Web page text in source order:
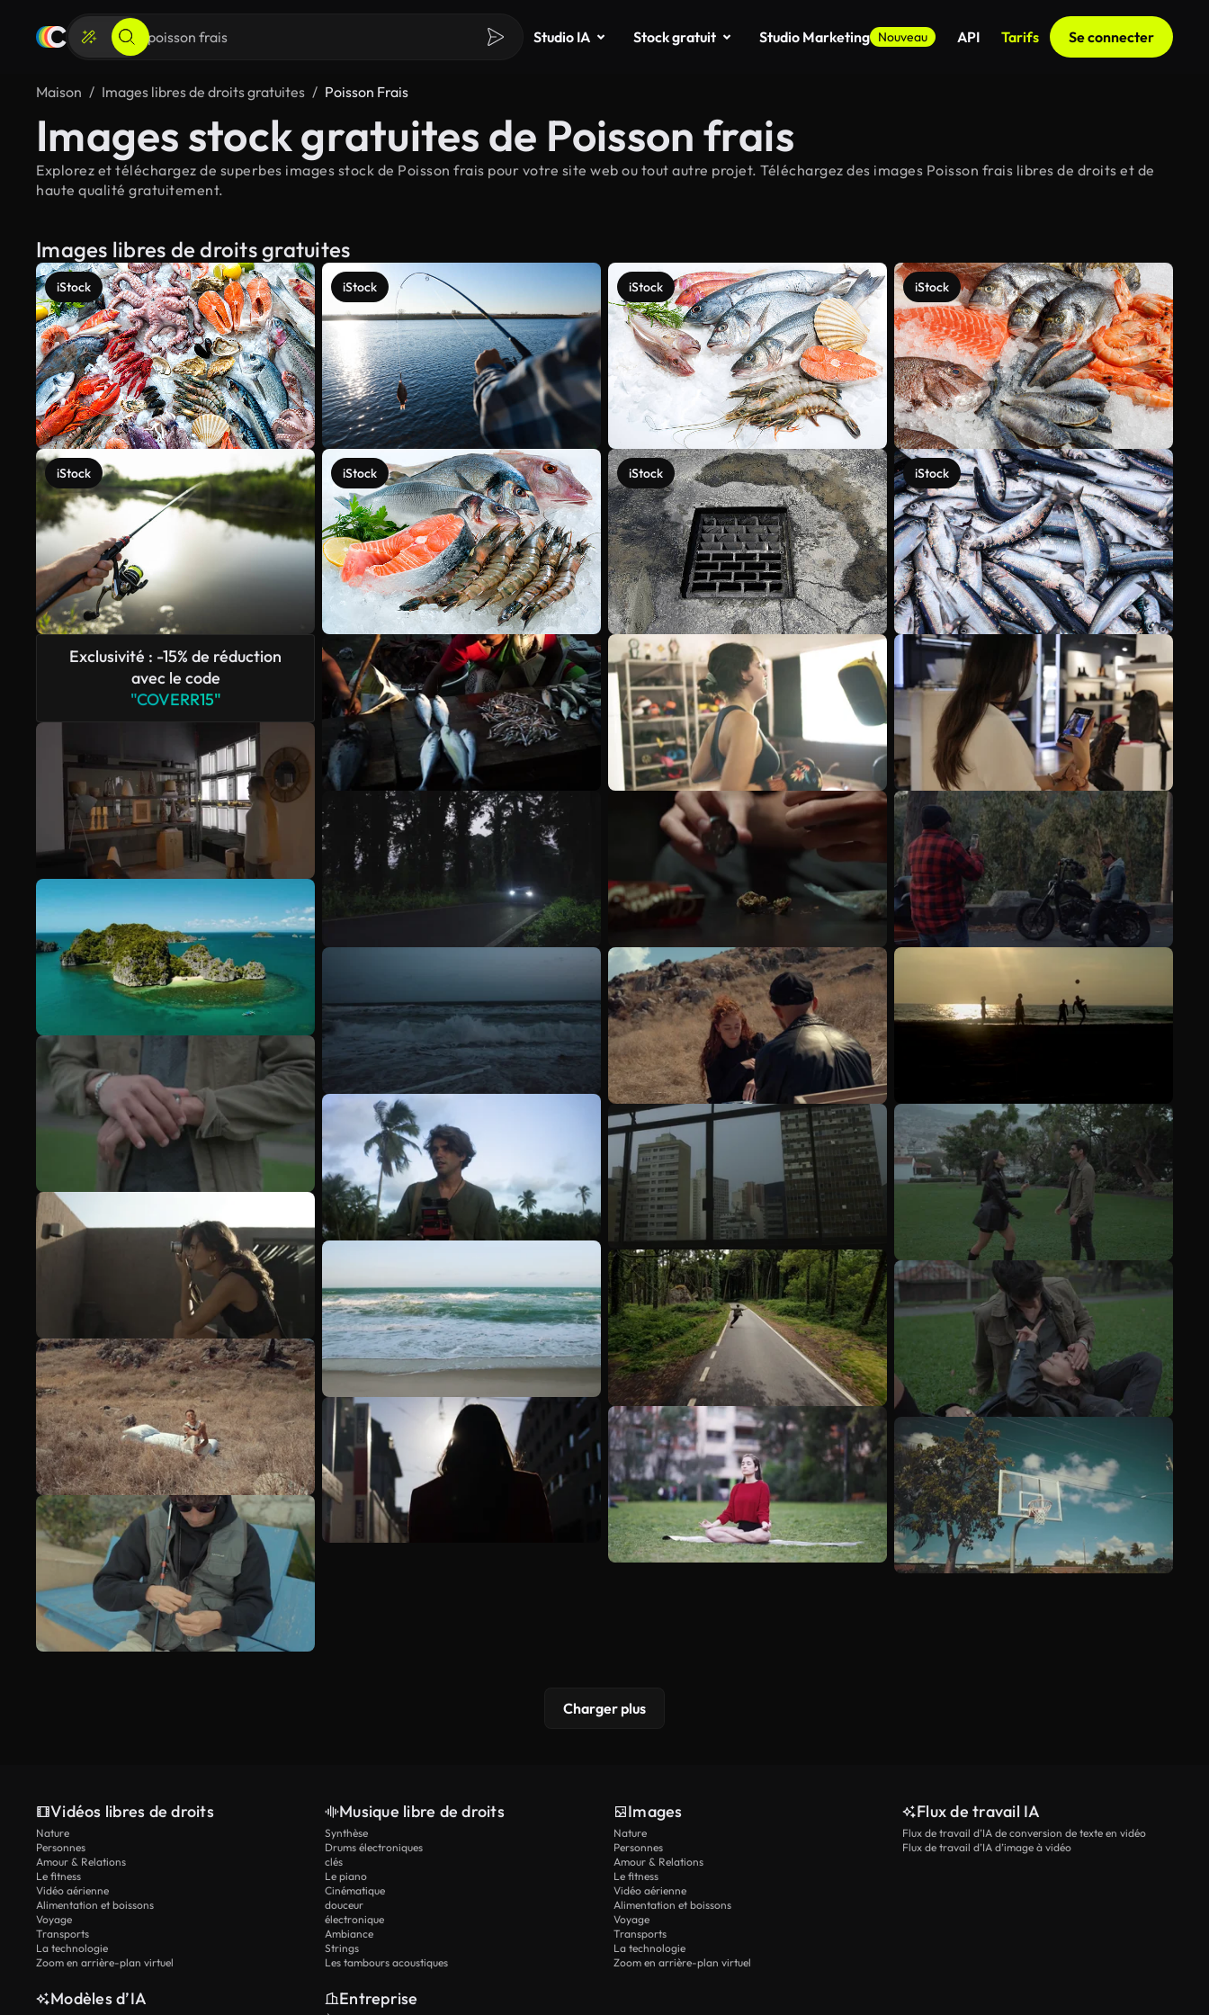
Studio IA Stock gratuit Studio Marketing Nouveau API Tarifs Se connecter
Maison Images libres de droits gratuites Poisson Frais
Images stock gratuites de Poisson frais
Explorez et téléchargez de superbes images stock de Poisson frais pour votre site web ou tout autre projet. Téléchargez des images Poisson frais libres de droits et de
haute qualité gratuitement.
Images libres de droits gratuites
iStock
iStock
Exclusivité : -15% de réduction
avec le code
"COVERR15"
iStock
iStock
iStock
iStock
iStock
iStock
Voir plus
Charger plus
Vidéos libres de droits
Nature
Personnes
Amour & Relations
Le fitness
Vidéo aérienne
Alimentation et boissons
Voyage
Transports
La technologie
Zoom en arrière-plan virtuel
Musique libre de droits
Synthèse
Drums électroniques
clés
Le piano
Cinématique
douceur
électronique
Ambiance
Strings
Les tambours acoustiques
Images
Nature
Personnes
Amour & Relations
Le fitness
Vidéo aérienne
Alimentation et boissons
Voyage
Transports
La technologie
Zoom en arrière-plan virtuel
Flux de travail IA
Flux de travail d’IA de conversion de texte en vidéo
Flux de travail d’IA d’image à vidéo
Modèles d’IA Entreprise